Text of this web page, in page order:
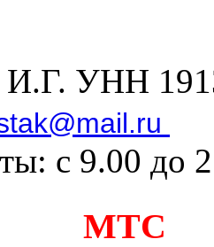
УНН
с 9.00 до
МТС 8-